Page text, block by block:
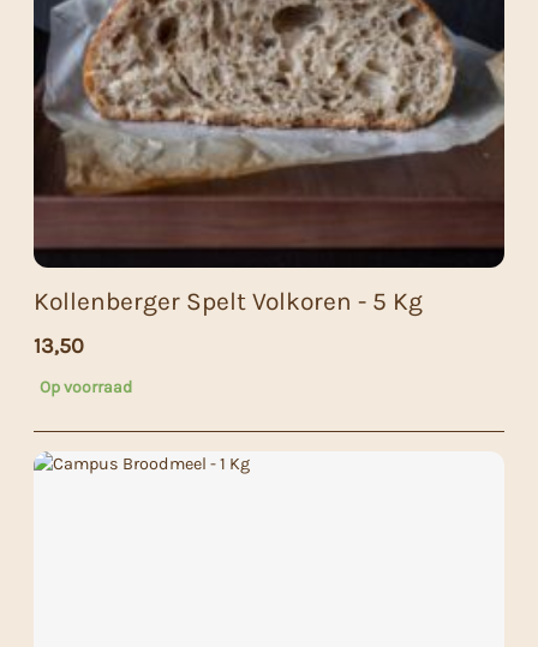
Kollenberger Spelt Volkoren - 5 Kg
13,50
Op voorraad